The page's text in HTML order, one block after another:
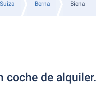
Suiza Berna Biena
coche de alquiler.